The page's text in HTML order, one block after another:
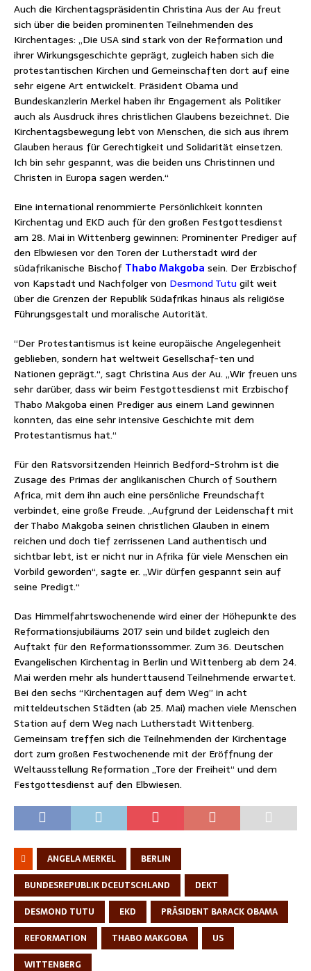
Auch die Kirchentagspräsidentin Christina Aus der Au freut
sich über die beiden prominenten Teilnehmenden des
Kirchentages: „Die USA sind stark von der Reformation und
ihrer Wirkungsgeschichte geprägt, zugleich haben sich die
protestantischen Kirchen und Gemeinschaften dort auf eine
sehr eigene Art entwickelt. Präsident Obama und
Bundeskanzlerin Merkel haben ihr Engagement als Politiker
auch als Ausdruck ihres christlichen Glaubens bezeichnet. Die
Kirchentagsbewegung lebt von Menschen, die sich aus ihrem
Glauben heraus für Gerechtigkeit und Solidarität einsetzen.
Ich bin sehr gespannt, was die beiden uns Christinnen und
Christen in Europa sagen werden.“
Eine international renommierte Persönlichkeit konnten
Kirchentag und EKD auch für den großen Festgottesdienst
am 28. Mai in Wittenberg gewinnen: Prominenter Prediger auf
den Elbwiesen vor den Toren der Lutherstadt wird der
südafrikanische Bischof Thabo Makgoba sein. Der Erzbischof
von Kapstadt und Nachfolger von Desmond Tutu gilt weit
über die Grenzen der Republik Südafrikas hinaus als religiöse
Führungsgestalt und moralische Autorität.
“Der Protestantismus ist keine europäische Angelegenheit
geblieben, sondern hat weltweit Gesellschaf-ten und
Nationen geprägt.“, sagt Christina Aus der Au. „Wir freuen uns
sehr darüber, dass wir beim Festgottesdienst mit Erzbischof
Thabo Makgoba einen Prediger aus einem Land gewinnen
konnten, das eine sehr intensive Geschichte mit dem
Protestantismus hat.“
Für den Ratsvorsitzenden Heinrich Bedford-Strohm ist die
Zusage des Primas der anglikanischen Church of Southern
Africa, mit dem ihn auch eine persönliche Freundschaft
verbindet, eine große Freude. „Aufgrund der Leidenschaft mit
der Thabo Makgoba seinen christlichen Glauben in einem
reichen und doch tief zerrissenen Land authentisch und
sichtbar lebt, ist er nicht nur in Afrika für viele Menschen ein
Vorbild geworden“, sagte er. „Wir dürfen gespannt sein auf
seine Predigt.“
Das Himmelfahrtswochenende wird einer der Höhepunkte des
Reformationsjubiläums 2017 sein und bildet zugleich den
Auftakt für den Reformationssommer. Zum 36. Deutschen
Evangelischen Kirchentag in Berlin und Wittenberg ab dem 24.
Mai werden mehr als hunderttausend Teilnehmende erwartet.
Bei den sechs “Kirchentagen auf dem Weg” in acht
mitteldeutschen Städten (ab 25. Mai) machen viele Menschen
Station auf dem Weg nach Lutherstadt Wittenberg.
Gemeinsam treffen sich die Teilnehmenden der Kirchentage
dort zum großen Festwochenende mit der Eröffnung der
Weltausstellung Reformation „Tore der Freiheit“ und dem
Festgottesdienst auf den Elbwiesen.
ANGELA MERKEL
BERLIN
BUNDESREPUBLIK DCEUTSCHLAND
DEKT
DESMOND TUTU
EKD
PRÄSIDENT BARACK OBAMA
REFORMATION
THABO MAKGOBA
US
WITTENBERG